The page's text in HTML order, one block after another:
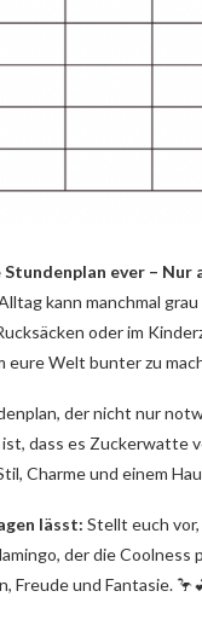
ever – Nur
kann manchmal
oder im
eure Welt bunter zu
der nicht nur
dass es Zuckerwatte
Charme und einem
lässt: Stellt euch
der die Coolness
Freude und Fantasie.